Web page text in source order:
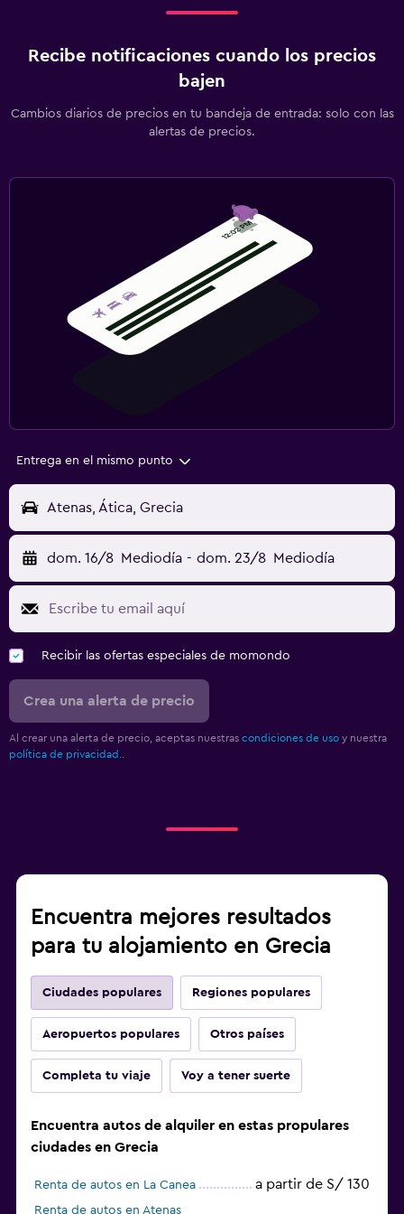
Recibe notificaciones cuando los precios
bajen
Cambios diarios de precios en tu bandeja de entrada: solo con las
alertas de precios.
Entrega en el mismo punto
Atenas, Ática, Grecia
dom. 16/8 Mediodía - dom. 23/8 Mediodía
Recibir las ofertas especiales de momondo
Crea una alerta de precio
Al crear una alerta de precio, aceptas nuestras condiciones de uso y nuestra
política de privacidad..
Encuentra mejores resultados
para tu alojamiento en Grecia
Ciudades populares Regiones populares
Aeropuertos populares Otros países
Completa tu viaje Voy a tener suerte
Encuentra autos de alquiler en estas propulares
ciudades en Grecia
Renta de autos en La Canea a partir de S/ 130
Renta de autos en Atenas